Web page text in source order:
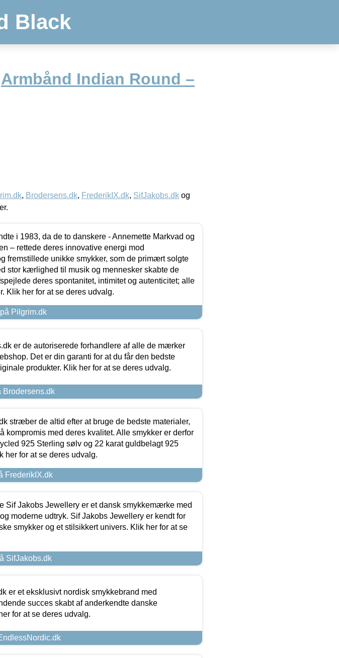
Black
Armbånd Indian Round –
, Brodersens.dk, FrederikIX.dk, SifJakobs.dk og
i 1983, da de to danskere - Annemette Markvad og
– rettede deres innovative energi mod
fremstillede unikke smykker, som de primært solgte
stor kærlighed til musik og mennesker skabte de
deres spontanitet, intimitet og autenticitet; alle
Klik her for at se deres udvalg.
Pilgrim.dk
er de autoriserede forhandlere af alle de mærker
Det er din garanti for at du får den bedste
produkter. Klik her for at se deres udvalg.
Brodersens.dk
stræber de altid efter at bruge de bedste materialer,
kompromis med deres kvalitet. Alle smykker er derfor
925 Sterling sølv og 22 karat guldbelagt 925
her for at se deres udvalg.
FrederikIX.dk
Sif Jakobs Jewellery er et dansk smykkemærke med
moderne udtryk. Sif Jakobs Jewellery er kendt for
smykker og et stilsikkert univers. Klik her for at se
SifJakobs.dk
er et eksklusivt nordisk smykkebrand med
succes skabt af anderkendte danske
for at se deres udvalg.